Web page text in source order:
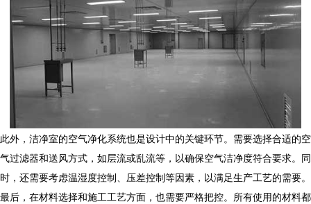
此外，洁净室的空气净化系统也是设计中的关键环节。需要选择合适的空
气过滤器和送风方式，如层流或乱流等，以确保空气洁净度符合要求。同
时，还需要考虑温湿度控制、压差控制等因素，以满足生产工艺的需要。
最后，在材料选择和施工工艺方面，也需要严格把控。所有使用的材料都